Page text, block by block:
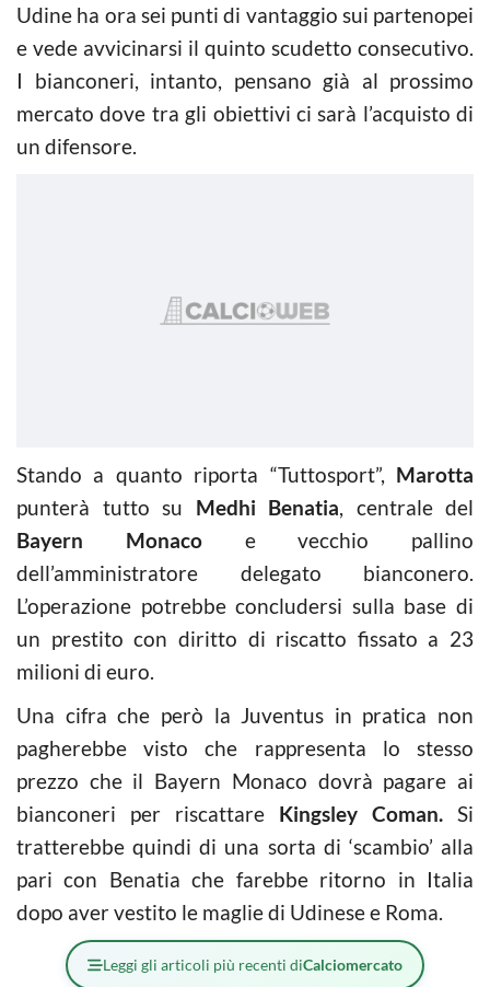
Udine ha ora sei punti di vantaggio sui partenopei
e vede avvicinarsi il quinto scudetto consecutivo.
I bianconeri, intanto, pensano già al prossimo
mercato dove tra gli obiettivi ci sarà l’acquisto di
un difensore.
Stando a quanto riporta “Tuttosport”, Marotta
punterà tutto su Medhi Benatia, centrale del
Bayern Monacoe vecchio pallino
dell’amministratore delegato bianconero.
L’operazione potrebbe concludersi sulla base di
un prestito con diritto di riscatto fissato a 23
milioni di euro.
Una cifra che però la Juventus in pratica non
pagherebbe visto che rappresenta lo stesso
prezzo che il Bayern Monaco dovrà pagare ai
bianconeri per riscattare Kingsley Coman. Si
tratterebbe quindi di una sorta di ‘scambio’ alla
pari con Benatia che farebbe ritorno in Italia
dopo aver vestito le maglie di Udinese e Roma.
Leggi gli articoli più recenti diCalciomercato